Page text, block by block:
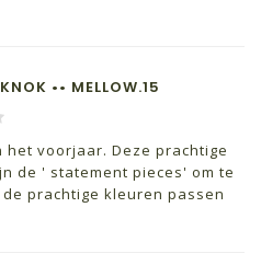
•• MELLOW.15
het voorjaar. Deze prachtige
de ' statement pieces' om te
prachtige kleuren passen